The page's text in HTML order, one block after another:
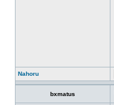
Nahoru
bxmatus